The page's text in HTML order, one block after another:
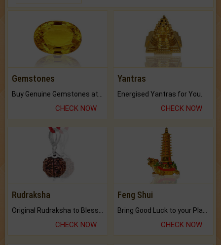
Gemstones
CHECK NOW
Yantras
Energised Yantras for You.
CHECK NOW
Rudraksha
CHECK NOW
Feng Shui
CHECK NOW